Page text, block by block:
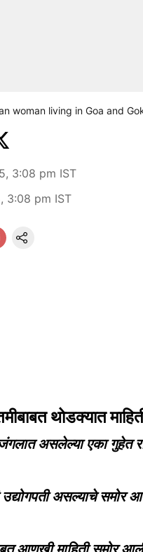
woman living in Goa and
3:08 pm IST
3:08 pm IST
थोडक्यात
असलेल्या एका गुहेत
उद्योगपती असल्याचे